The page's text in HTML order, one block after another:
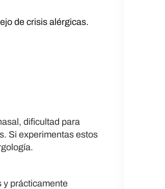
de crisis alérgicas.
dificultad para
Si experimentas estos
y prácticamente